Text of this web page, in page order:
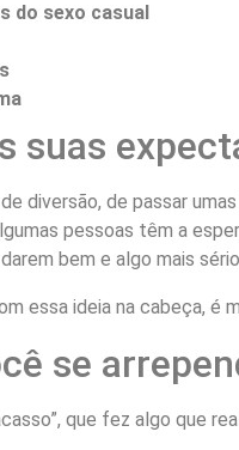
do sexo casual
suas
diversão, de passar
pessoas têm a
bem e algo mais
essa ideia na cabeça, é
se
que fez algo que